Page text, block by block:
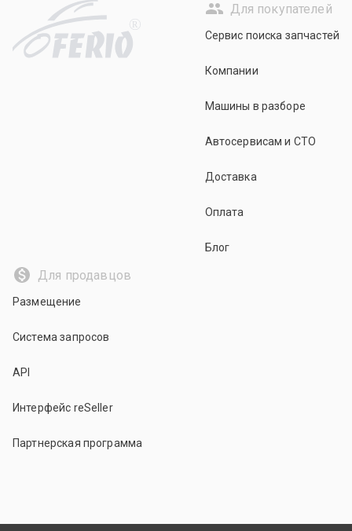
R
Для покупателей
Сервис поиска запчастей
Компании
Машины в разборе
Автосервисам и СТО
Доставка
Оплата
Блог
Для продавцов
Размещение
Система запросов
API
Интерфейс reSeller
Партнерская программа